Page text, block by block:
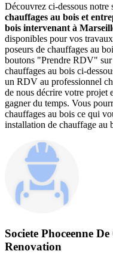
Découvrez ci-dessous notre
chauffages au bois et
bois intervenant à
disponibles pour vos
poseurs de chauffages au
boutons "Prendre RDV" sur
chauffages au bois ci-
un RDV au professionnel
de nous décrire votre projet
gagner du temps. Vous
chauffages au bois ce qui
installation de chauffage au
Societe Phoceenne
Renovation